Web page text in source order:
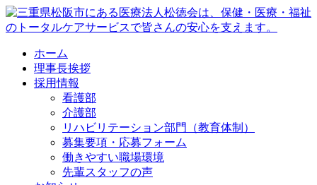
ホーム
理事長挨拶
採用情報
看護部
介護部
リハビリテーション部門（教育体制）
募集要項・応募フォーム
働きやすい職場環境
先輩スタッフの声